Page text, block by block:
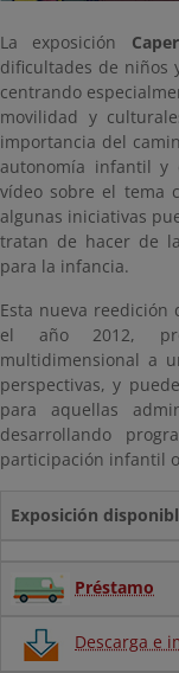
La exposición
dificultades de niños
centrando
movilidad y
importancia del
autonomía infantil y
vídeo sobre el tema
algunas iniciativas
tratan de hacer de
para la infancia.
Esta nueva
el año 2012,
multidimensional a
perspectivas, y
para aquellas
desarrollando
participación infantil
Exposición
Préstamo
Descarga e